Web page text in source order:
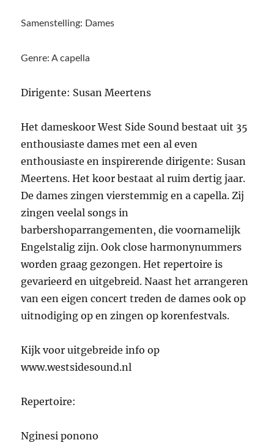
Samenstelling: Dames
Genre: A capella
Dirigente: Susan Meertens
Het dameskoor West Side Sound bestaat uit 35
enthousiaste dames met een al even
enthousiaste en inspirerende dirigente: Susan
Meertens. Het koor bestaat al ruim dertig jaar.
De dames zingen vierstemmig en a capella. Zij
zingen veelal songs in
barbershoparrangementen, die voornamelijk
Engelstalig zijn. Ook close harmonynummers
worden graag gezongen. Het repertoire is
gevarieerd en uitgebreid. Naast het arrangeren
van een eigen concert treden de dames ook op
uitnodiging op en zingen op korenfestvals.
Kijk voor uitgebreide info op
www.westsidesound.nl
Repertoire:
Nginesi ponono